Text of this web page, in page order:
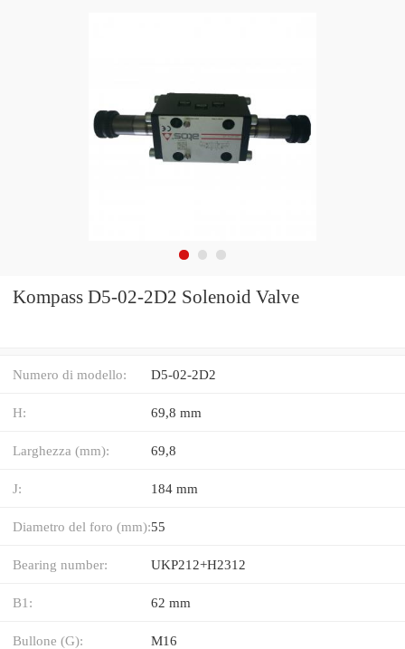
Kompass D5-02-2D2 Solenoid Valve
Numero di modello: D5-02-2D2
H: 69,8 mm
Larghezza (mm): 69,8
J: 184 mm
Diametro del foro (mm):55
Bearing number: UKP212+H2312
B1: 62 mm
Bullone (G): M16